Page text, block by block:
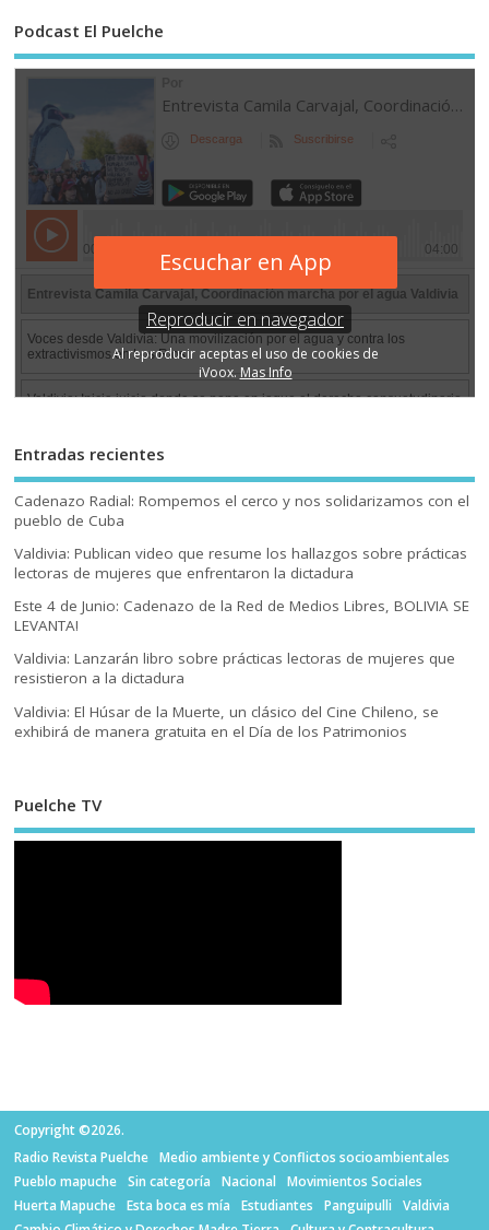
Podcast El Puelche
Entradas recientes
Cadenazo Radial: Rompemos el cerco y nos solidarizamos con el
pueblo de Cuba
Valdivia: Publican video que resume los hallazgos sobre prácticas
lectoras de mujeres que enfrentaron la dictadura
Este 4 de Junio: Cadenazo de la Red de Medios Libres, BOLIVIA SE
LEVANTA!
Valdivia: Lanzarán libro sobre prácticas lectoras de mujeres que
resistieron a la dictadura
Valdivia: El Húsar de la Muerte, un clásico del Cine Chileno, se
exhibirá de manera gratuita en el Día de los Patrimonios
Puelche TV
Copyright ©2026.
Radio Revista Puelche
Medio ambiente y Conflictos socioambientales
Pueblo mapuche
Sin categoría Nacional
Movimientos Sociales
Huerta Mapuche
Esta boca es mía Estudiantes Panguipulli
Valdivia